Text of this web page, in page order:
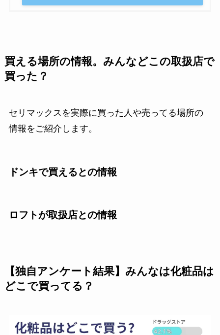
買える場所の情報。みんなどこの取扱店で
買った？
セリマックスを実際に買った人や売ってる場所の
情報をご紹介します。
ドンキで買えるとの情報
ロフトが取扱店との情報
【独自アンケート結果】みんなは化粧品は
どこで買ってる？